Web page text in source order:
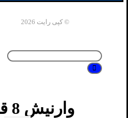
© کپی رایت 2026
وارنیش 8 قرمز